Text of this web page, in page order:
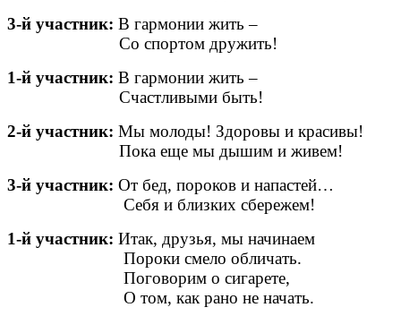
3-й участник: В гармонии жить –
Со спортом дружить!
1-й участник: В гармонии жить –
Счастливыми быть!
2-й участник: Мы молоды! Здоровы и красивы!
Пока еще мы дышим и живем!
3-й участник: От бед, пороков и напастей…
Себя и близких сбережем!
1-й участник: Итак, друзья, мы начинаем
Пороки смело обличать.
Поговорим о сигарете,
О том, как рано не начать.